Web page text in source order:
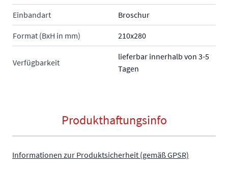
Einbandart Broschur
Format (BxH in mm) 210x280
Verfügbarkeit
lieferbar innerhalb von 3-5
Tagen
Produkthaftungsinfo
Informationen zur Produktsicherheit (gemäß GPSR)